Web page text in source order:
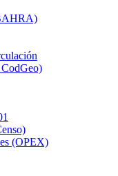
(OPEX)